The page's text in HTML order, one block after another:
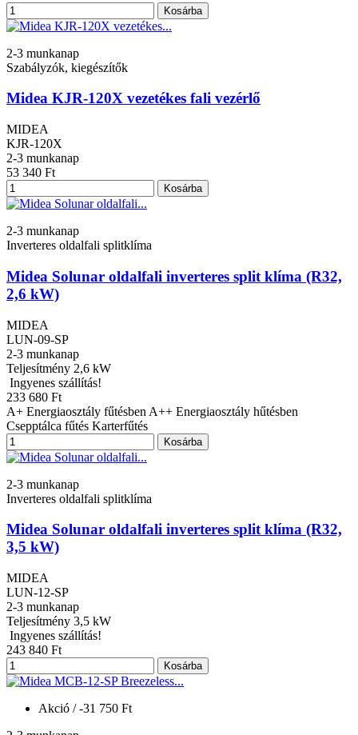
Kosárba
2-3 munkanap
Szabályzók, kiegészítők
Midea KJR-120X vezetékes fali vezérlő
MIDEA
KJR-120X
2-3 munkanap
53 340 Ft
Kosárba
2-3 munkanap
Inverteres oldalfali splitklíma
Midea Solunar oldalfali inverteres split klíma (R32,
2,6 kW)
MIDEA
LUN-09-SP
2-3 munkanap
Teljesítmény 2,6 kW
Ingyenes szállítás!
233 680 Ft
A+ Energiaosztály fűtésben A++ Energiaosztály hűtésben
Csepptálca fűtés Karterfűtés
Kosárba
2-3 munkanap
Inverteres oldalfali splitklíma
Midea Solunar oldalfali inverteres split klíma (R32,
3,5 kW)
MIDEA
LUN-12-SP
2-3 munkanap
Teljesítmény 3,5 kW
Ingyenes szállítás!
243 840 Ft
Kosárba
Akció / -31 750 Ft